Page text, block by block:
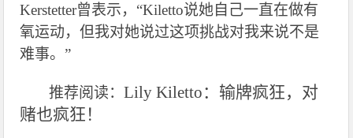
Kerstetter曾表示，“Kiletto说她自己一直在做有
氧运动，但我对她说过这项挑战对我来说不是
难事。”
推荐阅读：Lily Kiletto：输牌疯狂，对
赌也疯狂！